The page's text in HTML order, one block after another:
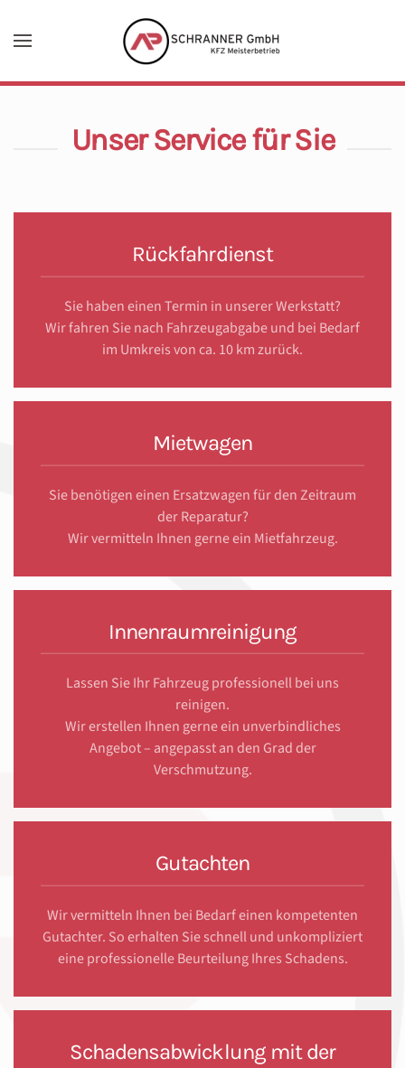
Zum Hauptinhalt springen
Unser Service für Sie
Rückfahrdienst
Sie haben einen Termin in unserer Werkstatt?
Wir fahren Sie nach Fahrzeugabgabe und bei Bedarf
im Umkreis von ca. 10 km zurück.
Mietwagen
Sie benötigen einen Ersatzwagen für den Zeitraum
der Reparatur?
Wir vermitteln Ihnen gerne ein Mietfahrzeug.
Innenraumreinigung
Lassen Sie Ihr Fahrzeug professionell bei uns
reinigen.
Wir erstellen Ihnen gerne ein unverbindliches
Angebot – angepasst an den Grad der
Verschmutzung.
Gutachten
Wir vermitteln Ihnen bei Bedarf einen kompetenten
Gutachter. So erhalten Sie schnell und unkompliziert
eine professionelle Beurteilung Ihres Schadens.
Schadensabwicklung mit der